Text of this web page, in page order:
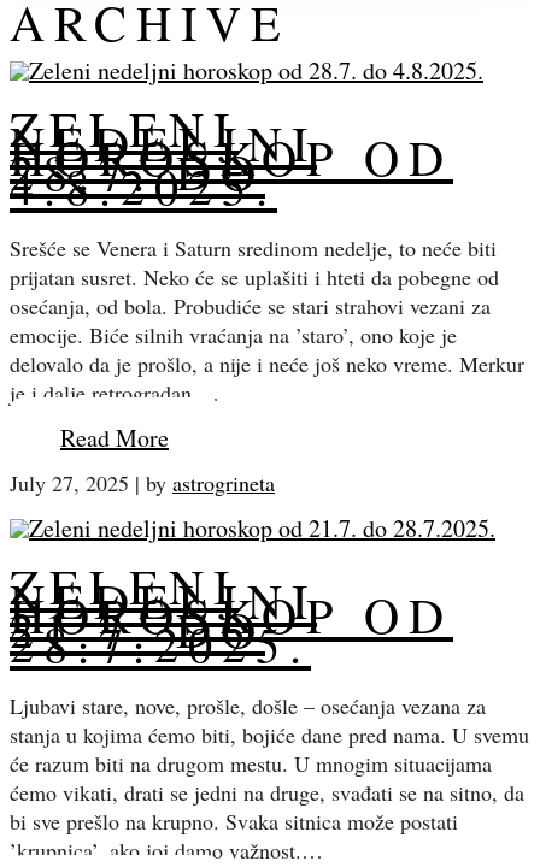
ARCHIVE
ZELENI
NEDELJNI
HOROSKOP OD
28.7. DO
4.8.2025.
Srešće se Venera i Saturn sredinom nedelje, to neće biti
prijatan susret. Neko će se uplašiti i hteti da pobegne od
osećanja, od bola. Probudiće se stari strahovi vezani za
emocije. Biće silnih vraćanja na ’staro’, ono koje je
delovalo da je prošlo, a nije i neće još neko vreme. Merkur
je i dalje retrogradan,…
Read More
July 27, 2025 | by astrogrineta
ZELENI
NEDELJNI
HOROSKOP OD
21.7. DO
28.7.2025.
Ljubavi stare, nove, prošle, došle – osećanja vezana za
stanja u kojima ćemo biti, bojiće dane pred nama. U svemu
će razum biti na drugom mestu. U mnogim situacijama
ćemo vikati, drati se jedni na druge, svađati se na sitno, da
bi sve prešlo na krupno. Svaka sitnica može postati
’krupnica’, ako joj damo važnost.…